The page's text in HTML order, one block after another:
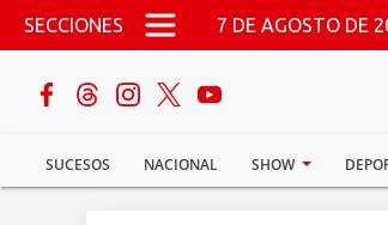
Pasar al contenido principal
SECCIONES 7 DE AGOSTO DE
SUCESOS NACIONAL SHOW
buscar
Sucesos